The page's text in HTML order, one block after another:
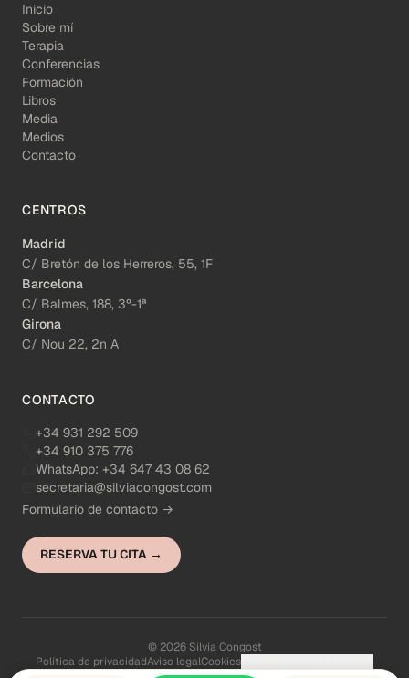
Inicio
Sobre mí
Terapia
Conferencias
Formación
Libros
Media
Medios
Contacto
CENTROS
Madrid
C/ Bretón de los Herreros, 55, 1F
Barcelona
C/ Balmes, 188, 3º-1ª
Girona
C/ Nou 22, 2n A
CONTACTO
+34 931 292 509
+34 910 375 776
WhatsApp: +34 647 43 08 62
secretaria@silviacongost.com
Formulario de contacto →
RESERVA TU CITA →
© 2026 Silvia Congost
Política de privacidadAviso legalCookies